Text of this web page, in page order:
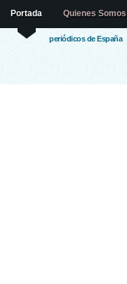
periódicos de España
Portada Quienes Somos